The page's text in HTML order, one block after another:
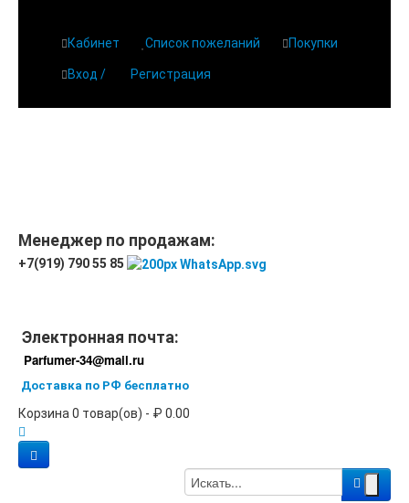
Кабинет Список пожеланий Покупки
Вход / Регистрация
Менеджер по продажам:
+7(919) 790 55 85
Электронная почта:
Parfumer-34@mail.ru
Доставка по РФ бесплатно
Корзина 0 товар(ов) - ₽ 0.00
Парфюмерия
Новинки
Отзывы
Доставка